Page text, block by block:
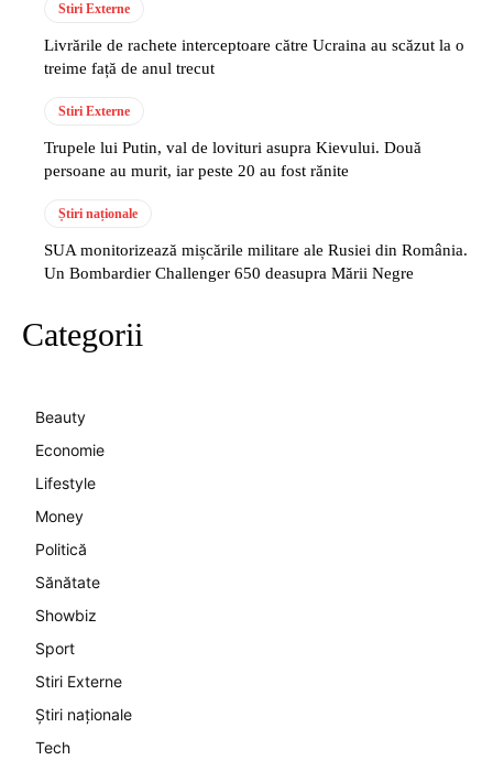
Stiri Externe
Livrările de rachete interceptoare către Ucraina au scăzut la o
treime față de anul trecut
Stiri Externe
Trupele lui Putin, val de lovituri asupra Kievului. Două
persoane au murit, iar peste 20 au fost rănite
Știri naționale
SUA monitorizează mișcările militare ale Rusiei din România.
Un Bombardier Challenger 650 deasupra Mării Negre
Categorii
Beauty
Economie
Lifestyle
Money
Politică
Sănătate
Showbiz
Sport
Stiri Externe
Știri naționale
Tech